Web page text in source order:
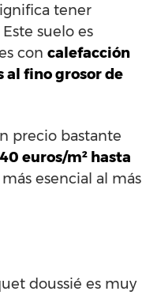
tener
suelo es
con calefacción
al fino grosor de
precio bastante
40 euros/m² hasta
esencial al más
doussié es muy